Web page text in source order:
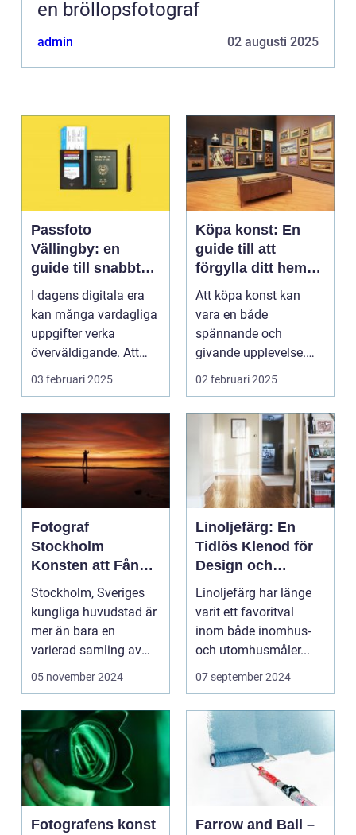
en bröllopsfotograf
admin 02 augusti 2025
Passfoto
Vällingby: en
guide till snabbt
och smidigt foto
I dagens digitala era
kan många vardagliga
uppgifter verka
överväldigande. Att
ordna...
03 februari 2025
Köpa konst: En
guide till att
förgylla ditt hem
med unik skönhet
Att köpa konst kan
vara en både
spännande och
givande upplevelse.
Det handlar inte b...
02 februari 2025
Fotograf
Stockholm
Konsten att Fånga
Ögonblick i
Huvudstaden
Stockholm, Sveriges
kungliga huvudstad är
mer än bara en
varierad samling av
pittoreska &o...
05 november 2024
Linoljefärg: En
Tidlös Klenod för
Design och
Hållbarhet
Linoljefärg har länge
varit ett favoritval
inom både inomhus-
och utomhusmåler...
07 september 2024
Fotografens konst
Farrow and Ball –